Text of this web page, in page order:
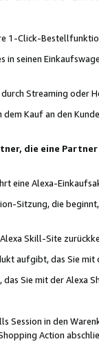
1-Click-
seinen
Streaming oder
Kauf an den
die eine
eine Alexa-
Sitzung, die
Skill-Site
aufgibt, das Sie mit
das Sie mit der Alexa
Session in den
Action